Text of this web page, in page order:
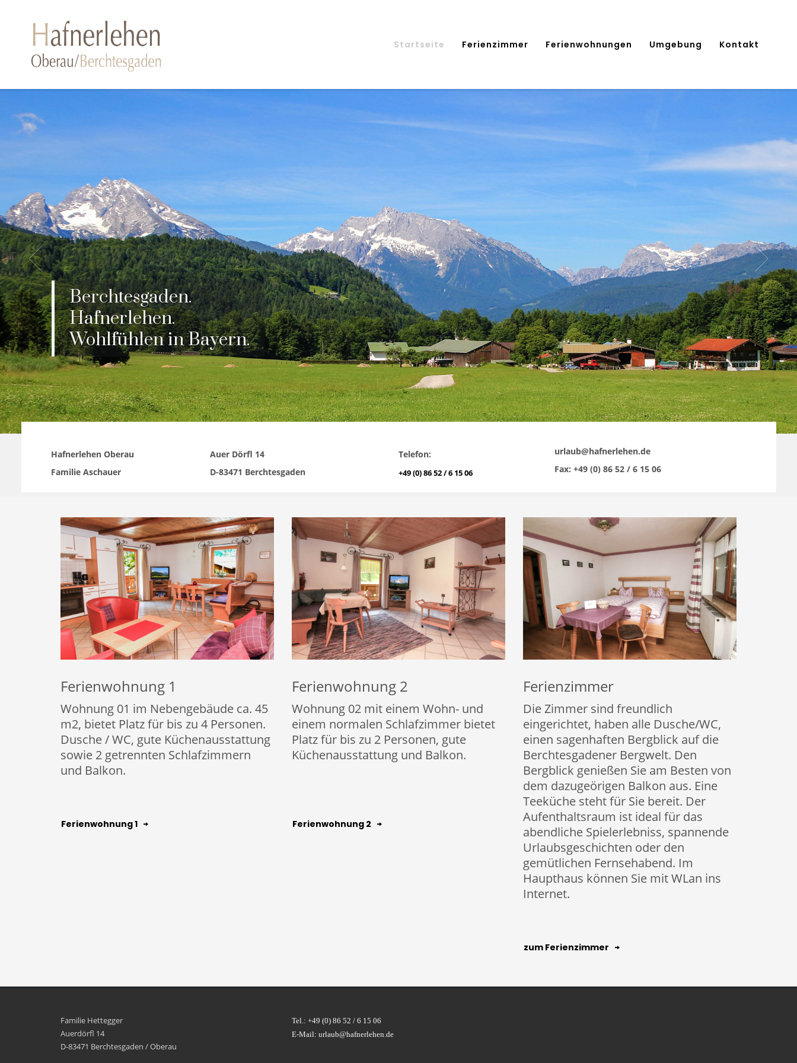
Startseite Ferienzimmer Ferienwohnungen Umgebung Kontakt
1 2 3
Hafnerlehen Oberau
Familie Aschauer
Auer Dörfl 14
D-83471 Berchtesgaden
Telefon:
+49 (0) 86 52 / 6 15 06
urlaub@hafnerlehen.de
Fax: +49 (0) 86 52 / 6 15 06
Ferienwohnung 1
Wohnung 01 im Nebengebäude ca. 45
m2, bietet Platz für bis zu 4 Personen.
Dusche / WC, gute Küchenausstattung
sowie 2 getrennten Schlafzimmern
und Balkon.
Ferienwohnung 1
Ferienwohnung 2
Wohnung 02 mit einem Wohn- und
einem normalen Schlafzimmer bietet
Platz für bis zu 2 Personen, gute
Küchenausstattung und Balkon.
Ferienwohnung 2
Ferienzimmer
Die Zimmer sind freundlich
eingerichtet, haben alle Dusche/WC,
einen sagenhaften Bergblick auf die
Berchtesgadener Bergwelt. Den
Bergblick genießen Sie am Besten von
dem dazugeörigen Balkon aus. Eine
Teeküche steht für Sie bereit. Der
Aufenthaltsraum ist ideal für das
abendliche Spielerlebniss, spannende
Urlaubsgeschichten oder den
gemütlichen Fernsehabend. Im
Haupthaus können Sie mit WLan ins
Internet.
zum Ferienzimmer
Familie Hettegger
Auerdörfl 14
D-83471 Berchtesgaden / Oberau
Tel.: +49 (0) 86 52 / 6 15 06
E-Mail: urlaub@hafnerlehen.de